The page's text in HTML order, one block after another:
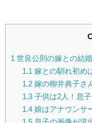
1 世良公則の嫁との結
1.1 嫁との馴れ初め
1.2嫁の柳井典子さ
1.3子供は2人！息
1.4娘はアナウンサ